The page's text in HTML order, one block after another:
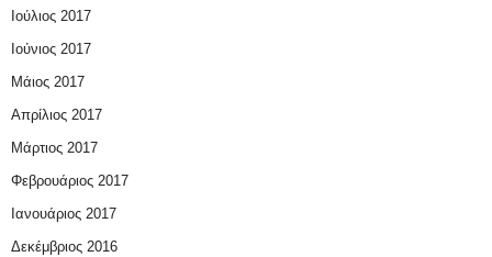
Ιούλιος 2017
Ιούνιος 2017
Μάιος 2017
Απρίλιος 2017
Μάρτιος 2017
Φεβρουάριος 2017
Ιανουάριος 2017
Δεκέμβριος 2016